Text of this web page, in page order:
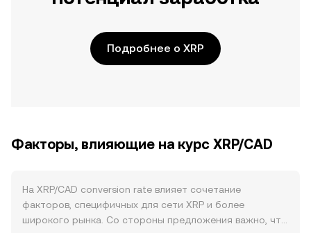
Подробнее о XRP
Факторы, влияющие на курс XRP/CAD
На XRP/CAD conversion rate влияет сочетание
факторов, специфичных для сети XRP и более
широкого рынка. Со стороны предложения важно, что